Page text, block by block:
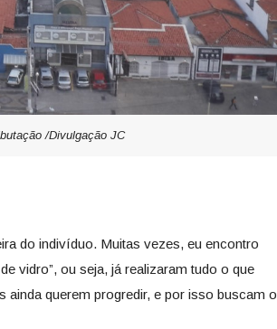
/Divulgação JC
do indivíduo. Muitas vezes, eu encontro
vidro”, ou seja, já realizaram tudo o que
querem progredir, e por isso buscam o